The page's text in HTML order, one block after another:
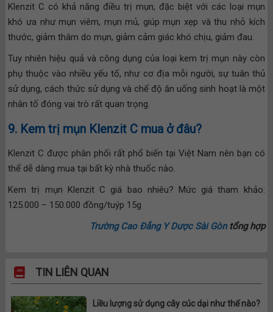
Klenzit C có khả năng điều trị mụn, đặc biệt với các loại mụn
khó ưa như mụn viêm, mụn mủ, giúp mụn xẹp và thu nhỏ kích
thước, giảm thâm do mụn, giảm cảm giác khó chịu, giảm đau.
Tuy nhiên hiệu quả và công dụng của loại kem trị mụn này còn
phụ thuộc vào nhiều yếu tố, như cơ địa mỗi người, sự tuân thủ
sử dụng, cách thức sử dụng và chế độ ăn uống sinh hoạt là một
nhân tố đóng vai trò rất quan trọng.
9. Kem trị mụn Klenzit C mua ở đâu?
Klenzit C được phân phối rất phổ biến tại Việt Nam nên bạn có
thể dễ dàng mua tại bất kỳ nhà thuốc nào.
Kem trị mụn Klenzit C giá bao nhiêu? Mức giá tham khảo:
125.000 – 150.000 đồng/tuýp 15g
Trường Cao Đẳng Y Dược Sài Gòntổng hợp
TIN LIÊN QUAN
Liều lượng sử dụng cây cúc dại như thế nào?